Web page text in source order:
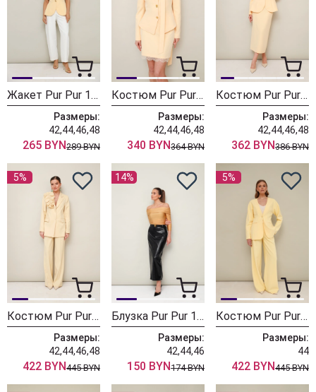
Жакет Pur Pur 11-484-4
Размеры:
42,44,46,48
265 BYN289 BYN
Костюм Pur Pur 11-462-4
Размеры:
42,44,46,48
340 BYN364 BYN
Костюм Pur Pur 11-452-4
Размеры:
42,44,46,48
362 BYN386 BYN
5%
Костюм Pur Pur 11-307-10
Размеры:
42,44,46,48
422 BYN445 BYN
14%
Блузка Pur Pur 11-340-2
Размеры:
42,44,46
150 BYN174 BYN
5%
Костюм Pur Pur 11-387
Размеры:
44
422 BYN445 BYN